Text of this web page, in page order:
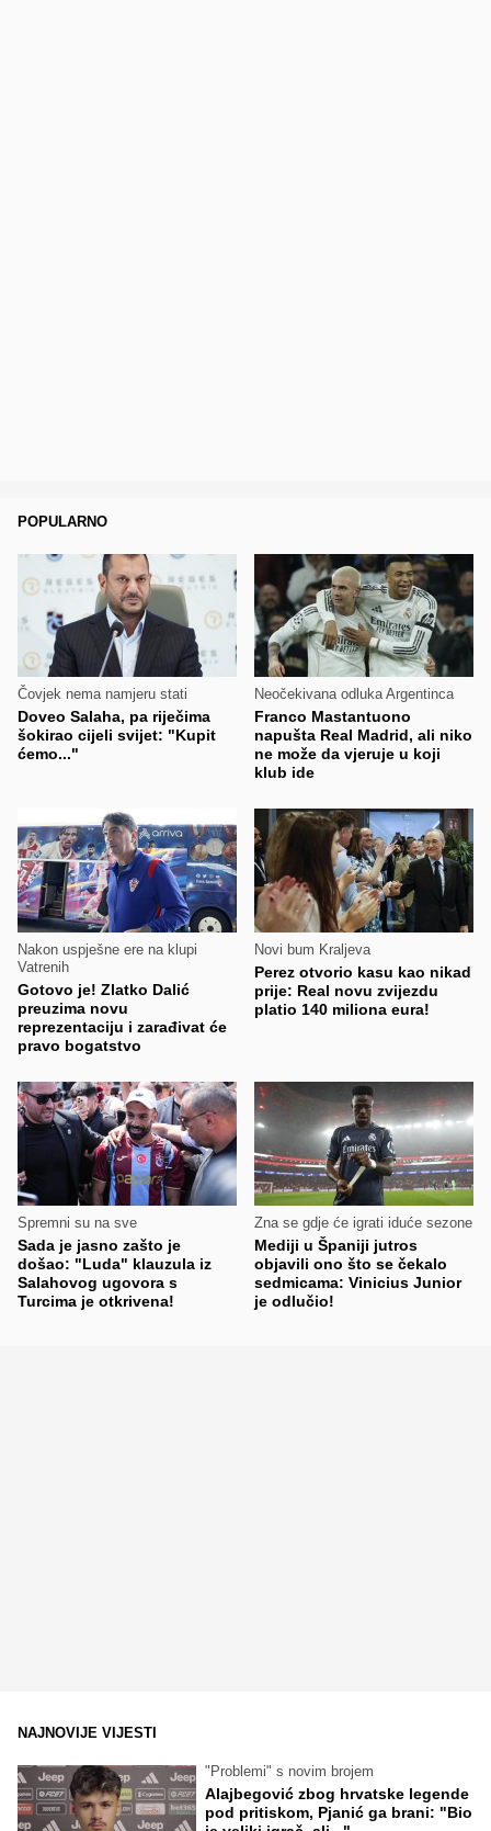
POPULARNO
Čovjek nema namjeru stati
Doveo Salaha, pa riječima
šokirao cijeli svijet: "Kupit
ćemo..."
Neočekivana odluka Argentinca
Franco Mastantuono
napušta Real Madrid, ali niko
ne može da vjeruje u koji
klub ide
Nakon uspješne ere na klupi
Vatrenih
Gotovo je! Zlatko Dalić
preuzima novu
reprezentaciju i zarađivat će
pravo bogatstvo
Novi bum Kraljeva
Perez otvorio kasu kao nikad
prije: Real novu zvijezdu
platio 140 miliona eura!
Spremni su na sve
Sada je jasno zašto je
došao: "Luda" klauzula iz
Salahovog ugovora s
Turcima je otkrivena!
Zna se gdje će igrati iduće sezone
Mediji u Španiji jutros
objavili ono što se čekalo
sedmicama: Vinicius Junior
je odlučio!
NAJNOVIJE VIJESTI
"Problemi" s novim brojem
Alajbegović zbog hrvatske legende
pod pritiskom, Pjanić ga brani: "Bio